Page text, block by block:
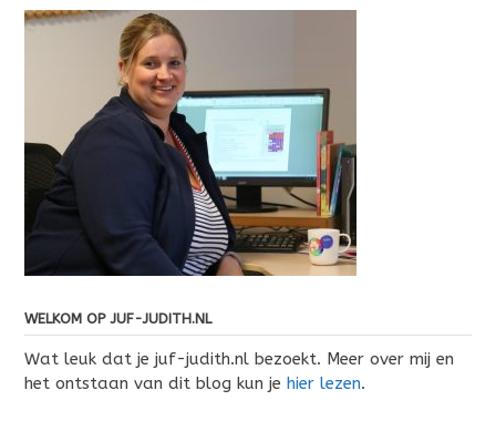
WELKOM OP JUF-JUDITH.NL
Wat leuk dat je juf-judith.nl bezoekt. Meer over mij en
het ontstaan van dit blog kun je hier lezen.